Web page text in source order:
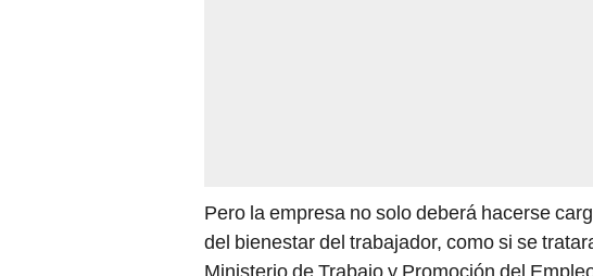
del bienestar del trabajador, como si se
Ministerio de Trabajo y Promoción del